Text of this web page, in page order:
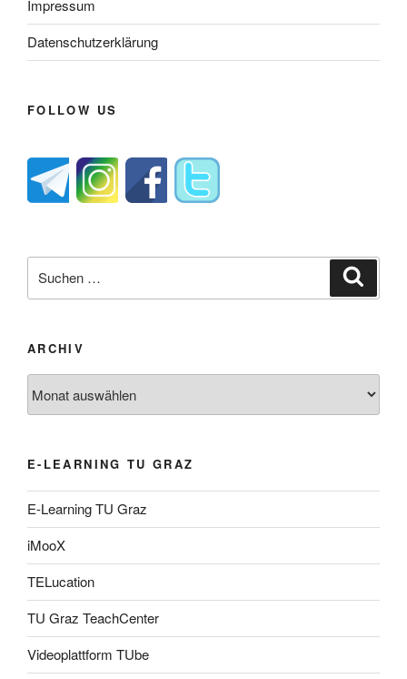
Impressum
Datenschutzerklärung
FOLLOW US
nach:
ARCHIV
E-LEARNING TU GRAZ
E-Learning TU Graz
iMooX
TELucation
TU Graz TeachCenter
Videoplattform TUbe